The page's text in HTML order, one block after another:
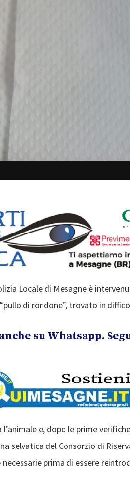
Locale di Mesagne è
di rondone”, trovato in
su Whatsapp.
e, dopo le prime
selvatica del Consorzio di
necessarie prima di essere